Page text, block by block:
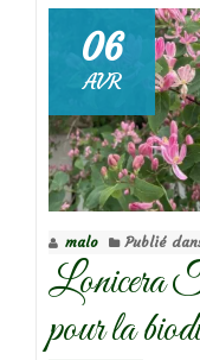
06
AVR
malo Publié
Lonicera
pour la